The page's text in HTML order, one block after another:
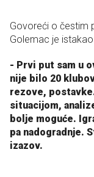
Govoreći o čestim
Golemac je
- Prvi put sam u
nije bilo 20
rezove,
situacijom,
bolje moguće.
pa nadogradnje.
izazov.